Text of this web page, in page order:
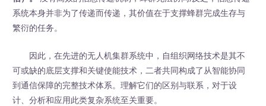
系统本身并非为了传递而传递，其价值在于支撑蜂群完成生存与
繁衍的任务。
因此，在先进的无人机集群系统中，自组织网络技术是其不
可或缺的底层支撑和关键使能技术，二者共同构成了从智能协同
到通信保障的完整技术体系。理解它们的区别与联系，对于设
计、分析和应用此类复杂系统至关重要。